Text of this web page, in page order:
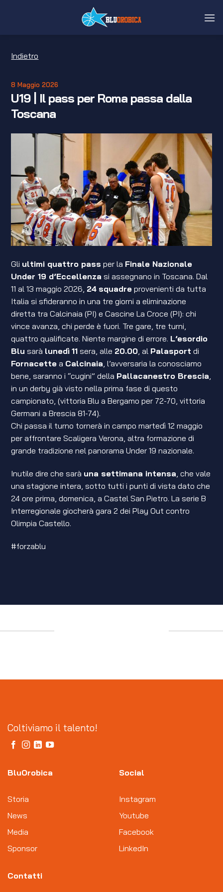
Indietro
8 Maggio 2026
U19 | Il pass per Roma passa dalla
Toscana
Gli ultimi quattro pass per la Finale Nazionale
Under 19 d’Eccellenza si assegnano in Toscana. Dal
11 al 13 maggio 2026, 24 squadre provenienti da tutta
Italia si sfideranno in una tre giorni a eliminazione
diretta tra Calcinaia (PI) e Cascine La Croce (PI): chi
vince avanza, chi perde è fuori. Tre gare, tre turni,
quattro qualificate. Niente margine di errore. L’esordio
Blu sarà lunedì 11 sera, alle 20.00, al Palasport di
Fornacette a Calcinaia, l’avversaria la conosciamo
bene, saranno i “cugini” della Pallacanestro Brescia,
in un derby già visto nella prima fase di questo
campionato, (vittoria Blu a Bergamo per 72-70, vittoria
Germani a Brescia 81-74).
Chi passa il turno tornerà in campo martedì 12 maggio
per affrontare Scaligera Verona, altra formazione di
grande tradizione nel panorama Under 19 nazionale.
Inutile dire che sarà una settimana intensa, che vale
una stagione intera, sotto tutti i punti di vista dato che
24 ore prima, domenica, a Castel San Pietro. La serie B
Interregionale giocherà gara 2 dei Play Out contro
Olimpia Castello.
#forzablu
Coltiviamo il talento!
BluOrobica
Storia
News
Media
Sponsor
Social
Instagram
Youtube
Facebook
LinkedIn
Contatti